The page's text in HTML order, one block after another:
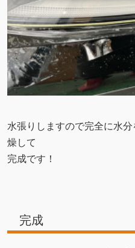
水張りしますので完全に水
燥して
完成です！
完成